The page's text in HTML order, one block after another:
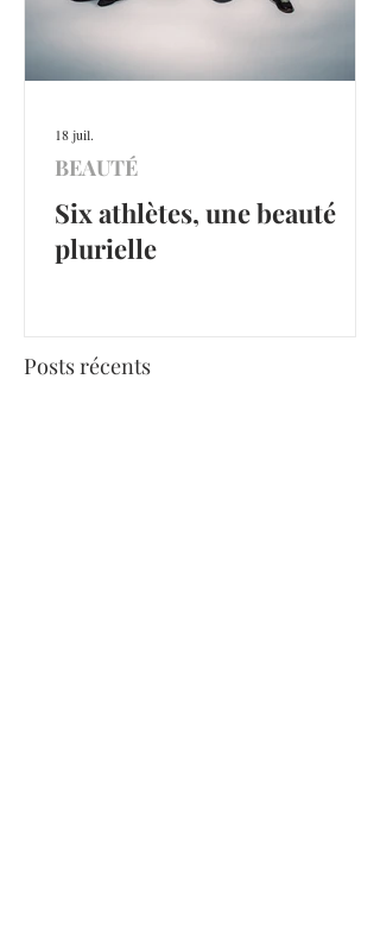
Six athlètes, une beauté
plurielle
BEAUTÉ
18 juil.
Posts récents